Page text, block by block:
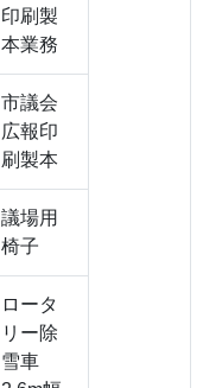
印刷製
本業務
市議会
広報印
刷製本
議場用
椅子
ロータ
リー除
雪車